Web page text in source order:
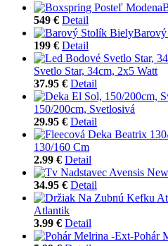
549 € Detail
199 € Detail
Svetlo Star, 34cm, 2x5 Watt
37.95 € Detail
150/200cm, Svetlosivá
29.95 € Detail
130/160 Cm
2.99 € Detail
34.95 € Detail
Atlantik
3.99 € Detail
Pohár